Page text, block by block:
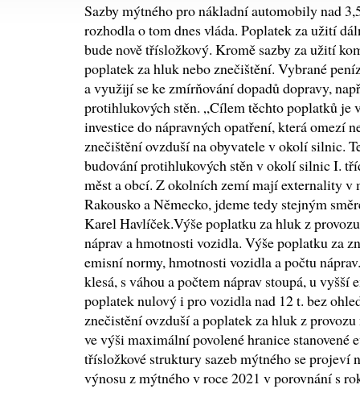
Sazby mýtného pro nákladní automobily nad
rozhodla o tom dnes vláda. Poplatek za užití
bude nově třísložkový. Kromě sazby za užití
poplatek za hluk nebo znečištění. Vybrané
a využijí se ke zmírňování dopadů dopravy,
protihlukových stěn. „Cílem těchto poplatků je
investice do nápravných opatření, která omezí
znečištění ovzduší na obyvatele v okolí silnic.
budování protihlukových stěn v okolí silnic I.
měst a obcí. Z okolních zemí mají externality v
Rakousko a Německo, jdeme tedy stejným
Karel Havlíček.Výše poplatku za hluk z
náprav a hmotnosti vozidla. Výše poplatku za
emisní normy, hmotnosti vozidla a počtu
klesá, s váhou a počtem náprav stoupá, u
poplatek nulový i pro vozidla nad 12 t. bez
znečistění ovzduší a poplatek za hluk z
ve výši maximální povolené hranice stanovené
třísložkové struktury sazeb mýtného se projeví
výnosu z mýtného v roce 2021 v porovnání s